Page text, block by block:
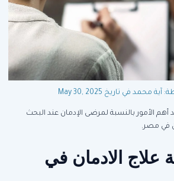
آية محمد في تاريخ May 30, 2025
أهم الأمور بالنسبة لمرضى الإدمان عند البحث
في مصر.
الادمان في